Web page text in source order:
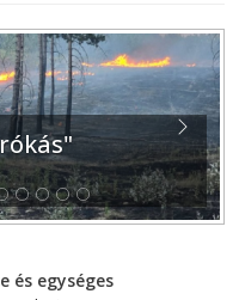
Next
és egységes